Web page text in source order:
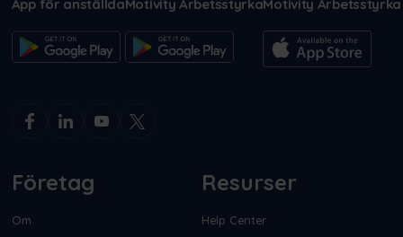
App för anställdaMotivity ArbetsstyrkaMotivity Arbetsstyrka
Företag
Om
Resurser
Help Center